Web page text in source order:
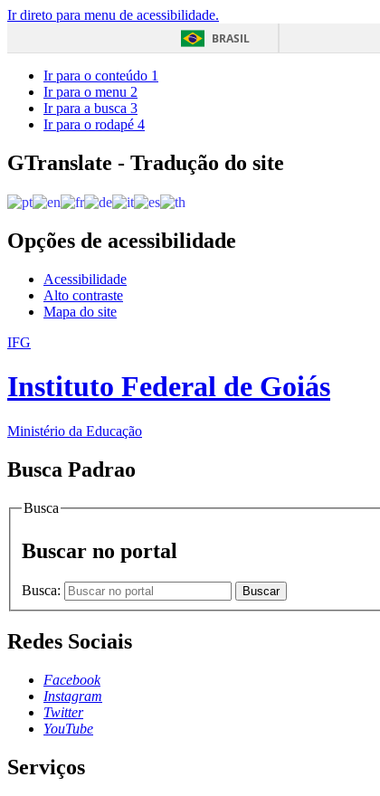
Ir direto para menu de acessibilidade.
BRASIL
Ir para o conteúdo 1
Ir para o menu 2
Ir para a busca 3
Ir para o rodapé 4
GTranslate - Tradução do site
Opções de acessibilidade
Acessibilidade
Alto contraste
Mapa do site
IFG
Instituto Federal de Goiás
Ministério da Educação
Busca Padrao
Busca
Buscar no portal
Busca: Buscar
Redes Sociais
Facebook
Instagram
Twitter
YouTube
Serviços